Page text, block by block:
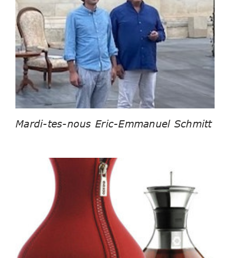
Mardi-tes-nous Eric-Emmanuel Schmitt